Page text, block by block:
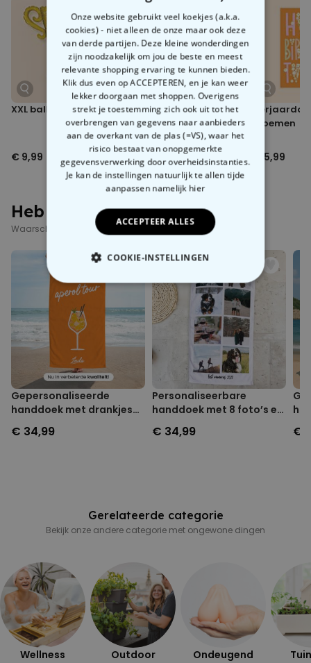
Wij denken dat het de hoogste tijd is dat de hele wereld zich
realiseert wie hier super is. Echt waar! Dus geen valse
bescheidenheid meer. Of bestempel iemand tot superheld -
want
de wereld heeft superhelden nodig. En daarvan zijn er echt
oneindig veel!
Machinewasbaar op 40° C
Afmetingen handdoek: ca. 140 x 70 cm
Omdat dit product heel persoonlijk is kunnen we het helaas niet
terugnemen. Je kunt het product niet retourneren. Dit product is
uitgesloten van herroepingsrecht.
XXL ballon beker
€ 9,99
Verjaardagskaart
kat
€ 5,99
bloemen
€ 5,99
Heb je deze al gezien?
Waarschijnlijk interesseren deze producten je ook
Gepersonaliseerde
handdoek met drankjes
en tekst
€ 34,99
Personaliseerbare
handdoek met 8 foto’s en
tekst
€ 34,99 €
Gerelateerde categorie
Bekijk onze andere categorie met ongewone dingen
Wellness Outdoor Ondeugend
Onze website gebruikt veel koekjes (a.k.a.
cookies) - niet alleen de onze maar ook deze
van derde partijen. Deze kleine wonderdingen
zijn noodzakelijk om jou de beste en meest
relevante shopping ervaring te kunnen bieden.
Klik dus even op ACCEPTEREN, en je kan weer
lekker doorgaan met shoppen. Overigens
strekt je toestemming zich ook uit tot het
overbrengen van gegevens naar aanbieders
aan de overkant van de plas (=VS), waar het
risico bestaat van onopgemerkte
gegevensverwerking door overheidsinstanties.
Je kan de instellingen natuurlijk te allen tijde
aanpassen namelijk hier
ACCEPTEER ALLES
COOKIE-INSTELLINGEN
NOODZAKELIJK
PERFORMANCE
OVERIGE